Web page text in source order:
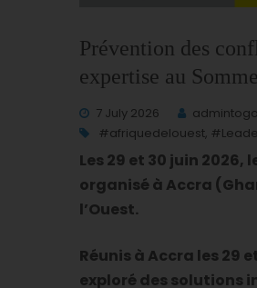
Prévention des
expertise au
7 July 2026 admintogo
#afriquedelouest,
Les 29 et 30 juin
organisé à Accra
l’Ouest.
Réunis à Accra les 29
exploré des solutions